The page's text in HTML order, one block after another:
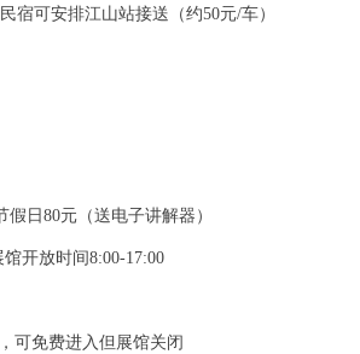
宿可安排江山站接送（约50元/车）
假日80元（送电子讲解器）
开放时间8:00-17:00
可免费进入但展馆关闭